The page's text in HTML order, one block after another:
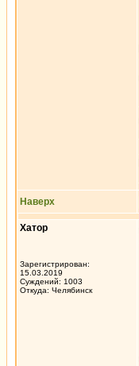
Наверх
Хатор
Зарегистрирован:
15.03.2019
Суждений: 1003
Откуда: Челябинск